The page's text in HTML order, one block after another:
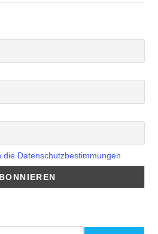
die Datenschutzbestimmungen